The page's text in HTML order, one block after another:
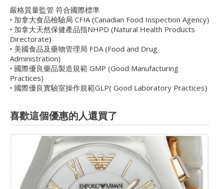
嚴格質量監管 符合國際標準
• 加拿大食品檢驗局 CFIA (Canadian Food Inspection Agency)
• 加拿大天然保健產品指NHPD (Natural Health Products
Directorate)
• 美國食品及藥物管理局 FDA (Food and Drug
Administration)
• 國際優良藥品製造規範 GMP (Good Manufacturing
Practices)
• 國際優良實驗室操作規範GLP( Good Laboratory Practices)
喜歡這個優惠的人還買了